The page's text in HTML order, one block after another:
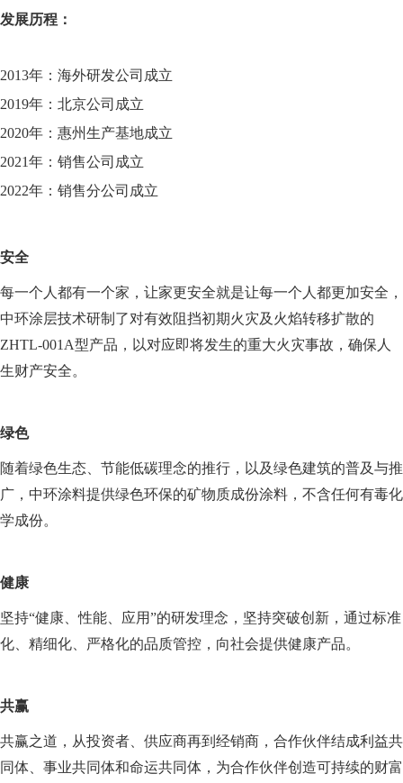
发展历程：
2013年：海外研发公司成立
2019年：北京公司成立
2020年：惠州生产基地成立
2021年：销售公司成立
2022年：销售分公司成立
安全
每一个人都有一个家，让家更安全就是让每一个人都更加安全，
中环涂层技术研制了对有效阻挡初期火灾及火焰转移扩散的
ZHTL-001A型产品，以对应即将发生的重大火灾事故，确保人
生财产安全。
绿色
随着绿色生态、节能低碳理念的推行，以及绿色建筑的普及与推
广，中环涂料提供绿色环保的矿物质成份涂料，不含任何有毒化
学成份。
健康
坚持“健康、性能、应用”的研发理念，坚持突破创新，通过标准
化、精细化、严格化的品质管控，向社会提供健康产品。
共赢
共赢之道，从投资者、供应商再到经销商，合作伙伴结成利益共
同体、事业共同体和命运共同体，为合作伙伴创造可持续的财富